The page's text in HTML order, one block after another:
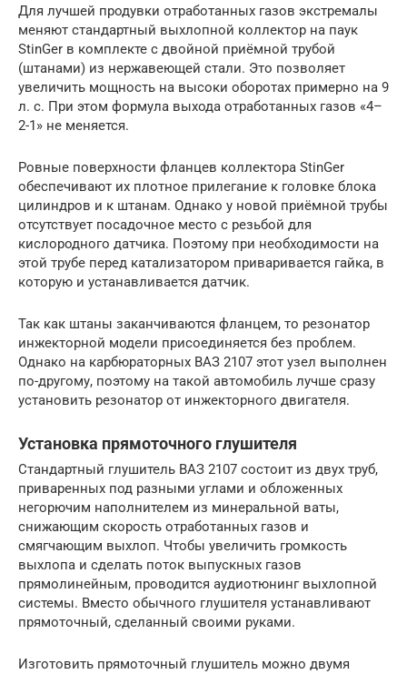
Для лучшей продувки отработанных газов экстремалы
меняют стандартный выхлопной коллектор на паук
StinGer в комплекте с двойной приёмной трубой
(штанами) из нержавеющей стали. Это позволяет
увеличить мощность на высоки оборотах примерно на 9
л. с. При этом формула выхода отработанных газов «4–
2-1» не меняется.
Ровные поверхности фланцев коллектора StinGer
обеспечивают их плотное прилегание к головке блока
цилиндров и к штанам. Однако у новой приёмной трубы
отсутствует посадочное место с резьбой для
кислородного датчика. Поэтому при необходимости на
этой трубе перед катализатором приваривается гайка, в
которую и устанавливается датчик.
Так как штаны заканчиваются фланцем, то резонатор
инжекторной модели присоединяется без проблем.
Однако на карбюраторных ВАЗ 2107 этот узел выполнен
по-другому, поэтому на такой автомобиль лучше сразу
установить резонатор от инжекторного двигателя.
Установка прямоточного глушителя
Стандартный глушитель ВАЗ 2107 состоит из двух труб,
приваренных под разными углами и обложенных
негорючим наполнителем из минеральной ваты,
снижающим скорость отработанных газов и
смягчающим выхлоп. Чтобы увеличить громкость
выхлопа и сделать поток выпускных газов
прямолинейным, проводится аудиотюнинг выхлопной
системы. Вместо обычного глушителя устанавливают
прямоточный, сделанный своими руками.
Изготовить прямоточный глушитель можно двумя